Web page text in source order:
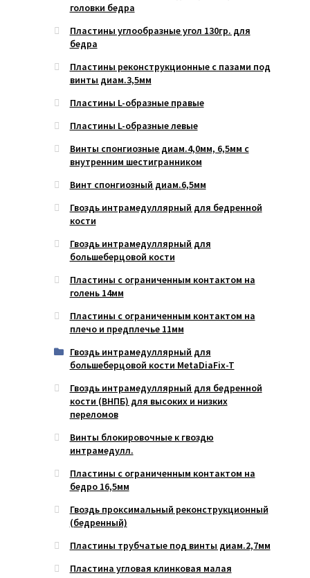
головки бедра
Пластины углообразные угол 130гр. для
бедра
Пластины реконструкционные с пазами под
винты диам.3,5мм
Пластины L-образные правые
Пластины L-образные левые
Винты спонгиозные диам.4,0мм, 6,5мм с
внутренним шестигранником
Винт спонгиозный диам.6,5мм
Гвоздь интрамедуллярный для бедренной
кости
Гвоздь интрамедуллярный для
большеберцовой кости
Пластины с ограниченным контактом на
голень 14мм
Пластины с ограниченным контактом на
плечо и предплечье 11мм
Гвоздь интрамедуллярный для
большеберцовой кости MetaDiaFix-T
Гвоздь интрамедуллярный для бедренной
кости (ВНПБ) для высоких и низких
переломов
Винты блокировочные к гвоздю
интрамедулл.
Пластины с ограниченным контактом на
бедро 16,5мм
Гвоздь проксимальный реконструкционный
(бедренный)
Пластины трубчатые под винты диам.2,7мм
Пластина угловая клинковая малая